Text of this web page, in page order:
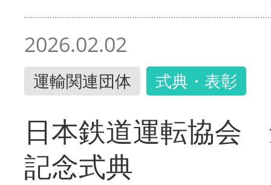
2026.02.02
運輸関連団体 式典・表彰
日本鉄道運転協会
記念式典